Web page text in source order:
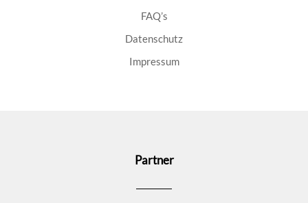
FAQ’s
Datenschutz
Impressum
Partner